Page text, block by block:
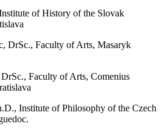
of History of the Slovak
DrSc., Faculty of Arts, Masaryk
Faculty of Arts, Comenius
Institute of Philosophy of the Czech